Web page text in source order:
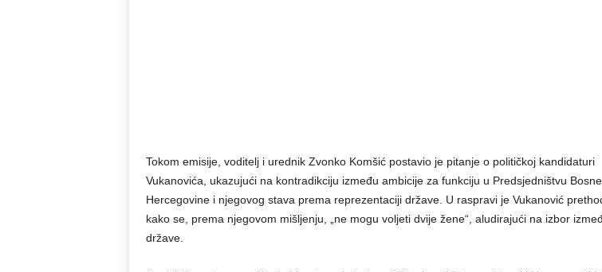
Tokom emisije, voditelj i urednik Zvonko Komšić postavio je pitanje o političkoj kandidaturi
Vukanovića, ukazujući na kontradikciju između ambicije za funkciju u Predsjedništvu
Hercegovine i njegovog stava prema reprezentaciji države. U raspravi je Vukanović
kako se, prema njegovom mišljenju, „ne mogu voljeti dvije žene“, aludirajući na izbor
države.